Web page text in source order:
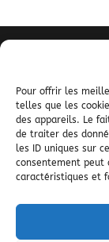
Pour offrir les
telles que les
des appareils. Le
de traiter des
les ID uniques sur
consentement peut
caractéristiques et